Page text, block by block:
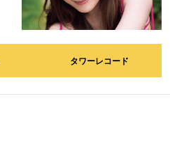
タワーレコード